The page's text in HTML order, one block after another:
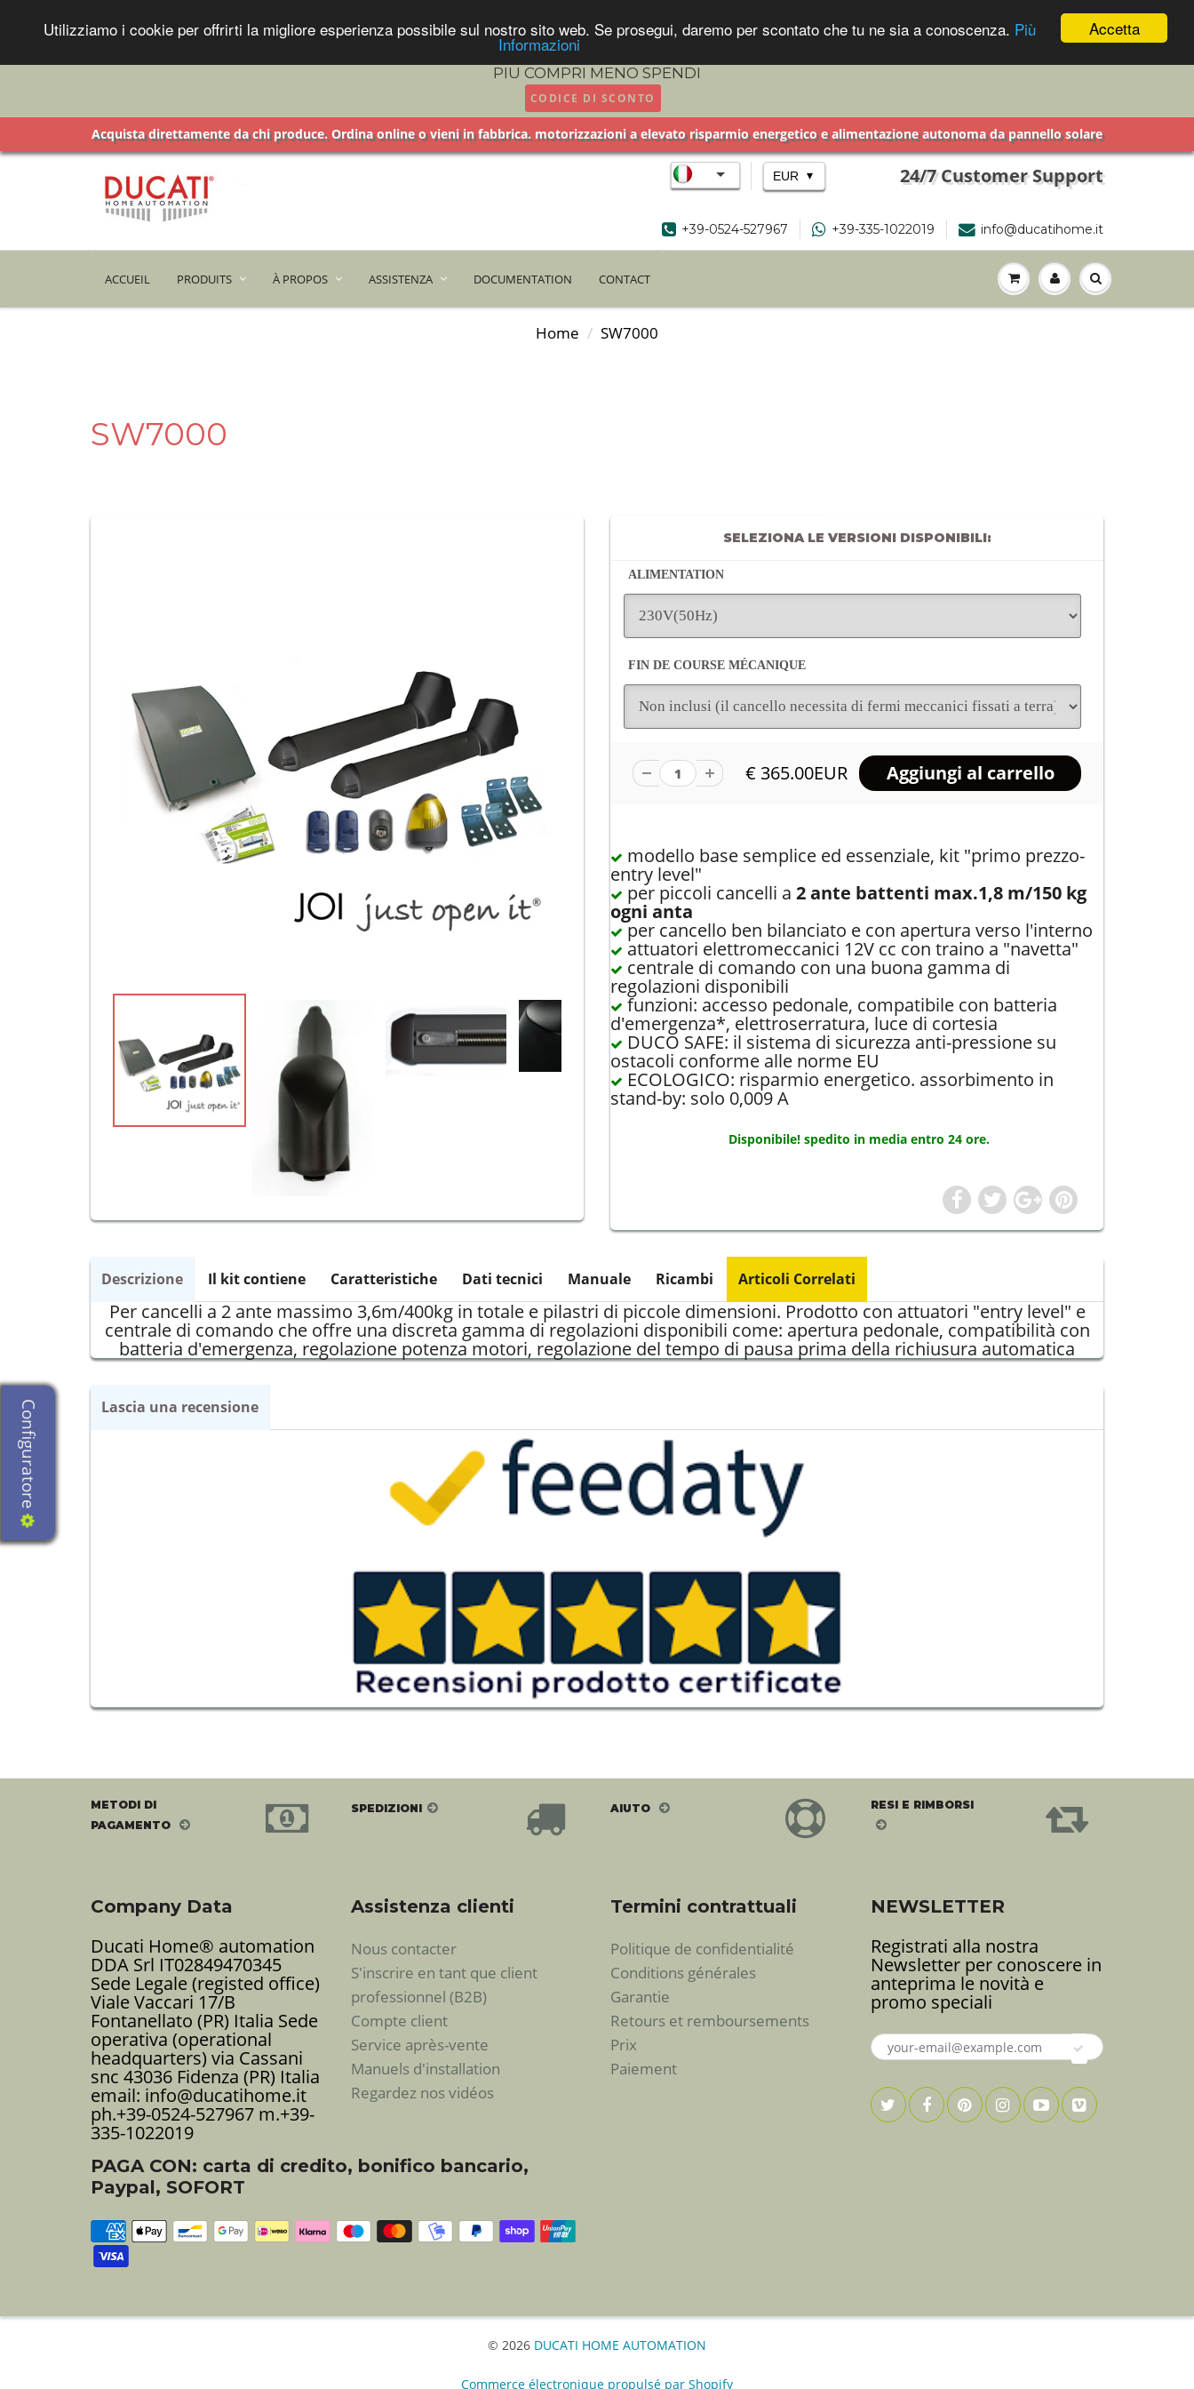
Accetta
Utilizziamo i cookie per offrirti la migliore esperienza possibile sul nostro sito web. Se prosegui, daremo per scontato che tu ne sia a conoscenza. Più
Informazioni
PIU COMPRI MENO SPENDI
CODICE DI SCONTO
Acquista direttamente da chi produce. Ordina online o vieni in fabbrica. motorizzazioni a elevato risparmio energetico e alimentazione autonoma da pannello solare
24/7 Customer Support
EUR ▾
+39-0524-527967 +39-335-1022019 info@ducatihome.it
ACCUEIL PRODUITS À PROPOS ASSISTENZA DOCUMENTATION CONTACT
Home SW7000
SW7000
SELEZIONA LE VERSIONI DISPONIBILI:
ALIMENTATION
FIN DE COURSE MÉCANIQUE
€ 365.00EUR
modello base semplice ed essenziale, kit "primo prezzo-
entry level"
per piccoli cancelli a 2 ante battenti max.1,8 m/150 kg
ogni anta
per cancello ben bilanciato e con apertura verso l'interno
attuatori elettromeccanici 12V cc con traino a "navetta"
centrale di comando con una buona gamma di
regolazioni disponibili
funzioni: accesso pedonale, compatibile con batteria
d'emergenza*, elettroserratura, luce di cortesia
DUCO SAFE: il sistema di sicurezza anti-pressione su
ostacoli conforme alle norme EU
ECOLOGICO: risparmio energetico. assorbimento in
stand-by: solo 0,009 A
Disponibile! spedito in media entro 24 ore.
Descrizione Il kit contiene Caratteristiche Dati tecnici Manuale Ricambi Articoli Correlati
Per cancelli a 2 ante massimo 3,6m/400kg in totale e pilastri di piccole dimensioni. Prodotto con attuatori "entry level" e
centrale di comando che offre una discreta gamma di regolazioni disponibili come: apertura pedonale, compatibilità con
batteria d'emergenza, regolazione potenza motori, regolazione del tempo di pausa prima della richiusura automatica
Lascia una recensione
METODI DI
PAGAMENTO
SPEDIZIONI AIUTO RESI E RIMBORSI
Company Data
Ducati Home® automation
DDA Srl IT02849470345
Sede Legale (registed office)
Viale Vaccari 17/B
Fontanellato (PR) Italia Sede
operativa (operational
headquarters) via Cassani
snc 43036 Fidenza (PR) Italia
email: info@ducatihome.it
ph.+39-0524-527967 m.+39-
335-1022019
Assistenza clienti
Nous contacter
S'inscrire en tant que client
professionnel (B2B)
Compte client
Service après-vente
Manuels d'installation
Regardez nos vidéos
PAGA CON: carta di credito, bonifico bancario,
Paypal, SOFORT
Termini contrattuali
Politique de confidentialité
Conditions générales
Garantie
Retours et remboursements
Prix
Paiement
NEWSLETTER
Registrati alla nostra
Newsletter per conoscere in
anteprima le novità e
promo speciali
© 2026 DUCATI HOME AUTOMATION
Commerce électronique propulsé par Shopify
Configuratore